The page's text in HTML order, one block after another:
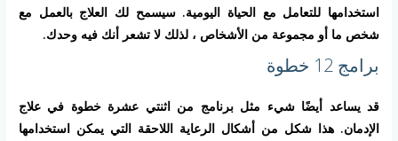
استخدامها للتعامل مع الحياة اليومية. سيسمح لك العلاج بالعمل مع
شخص ما أو مجموعة من الأشخاص ، لذلك لا تشعر أنك فيه وحدك.
برامج 12 خطوة
قد يساعد أيضًا شيء مثل برنامج من اثنتي عشرة خطوة في علاج
الإدمان. هذا شكل من أشكال الرعاية اللاحقة التي يمكن استخدامها